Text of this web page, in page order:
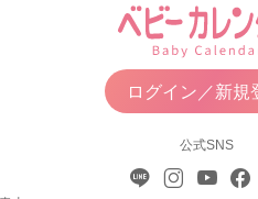
ログイン／新規
公式SNS